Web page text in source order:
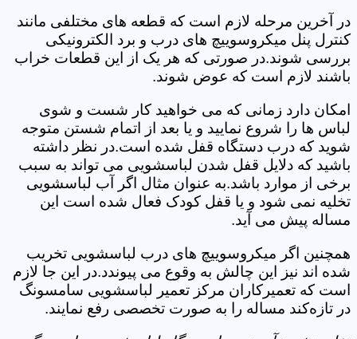
در آخرین مرحله لازم است که قطعه های مختلفی مانند
کنترل پنل میکروسوییچ های درب و برد الکترونیکی
بررسی شوند.در صورتی که هر یک از این قطعات خراب
باشند لازم است که عوض شوند.
امکان دارد زمانی که می خواهید کار شست و شوی
لباس ها را شروع نمایید و یا بعد از اتمام شستن متوجه
شوید که درب دستگاه قفل شده است.در نظر داشته
باشید که دلایل قفل شدن لباسشویی می تواند به سبب
برخی از موارد باشد.به عنوان مثال اگر آب لباسشویی
تخلیه نمی شود و یا قفل کودک فعال شده است این
مساله پیش می آید.
همچنین اگر میکروسوییچ های درب لباسشویی تخریب
شده اند نیز این چالش به وقوع می پیوندد.در این جا لازم
است که تعمیرکاران مرکز تعمیر لباسشویی سامسونگ
در تازه‌کند مساله را به صورت تخصصی رفع نمایند.